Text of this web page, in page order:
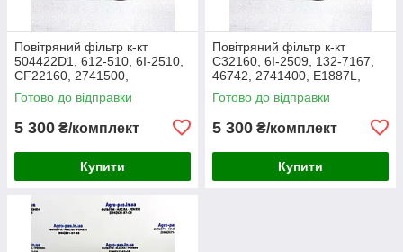
Повітряний фільтр к-кт
504422D1, 612-510, 6I-2510,
CF22160, 2741500,
AF25138M, P532510, MD-
7624S, SA16024, RS3511,
Готово до відправки
5 300 ₴/комплект
Купити
Повітряний фільтр к-кт
C32160, 6I-2509, 132-7167,
46742, 2741400, E1887L,
RS3514, SL5603, P532509,
FJ3468, MD-7624,
Готово до відправки
5 300 ₴/комплект
Купити